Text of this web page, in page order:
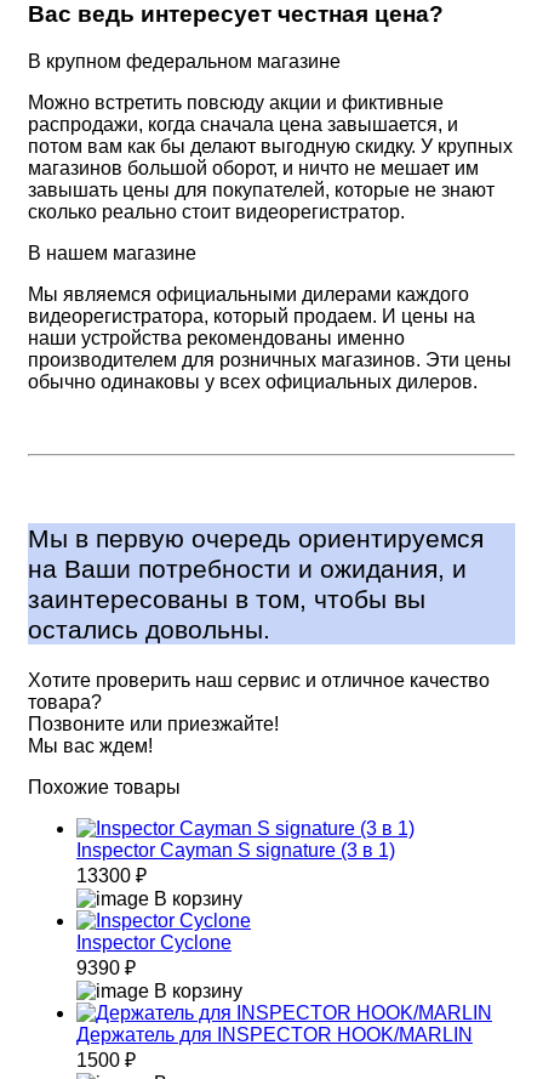
Вас ведь интересует честная цена?
В крупном федеральном магазине
Можно встретить повсюду акции и фиктивные
распродажи, когда сначала цена завышается, и
потом вам как бы делают выгодную скидку. У крупных
магазинов большой оборот, и ничто не мешает им
завышать цены для покупателей, которые не знают
сколько реально стоит видеорегистратор.
В нашем магазине
Мы являемся официальными дилерами каждого
видеорегистратора, который продаем. И цены на
наши устройства рекомендованы именно
производителем для розничных магазинов. Эти цены
обычно одинаковы у всех официальных дилеров.
Мы в первую очередь ориентируемся
на Ваши потребности и ожидания, и
заинтересованы в том, чтобы вы
остались довольны.
Хотите проверить наш сервис и отличное качество
товара?
Позвоните или приезжайте!
Мы вас ждем!
Похожие товары
Inspector Cayman S signature (3 в 1)
13300 ₽
В корзину
Inspector Cyclone
9390 ₽
В корзину
Держатель для INSPECTOR HOOK/MARLIN
1500 ₽